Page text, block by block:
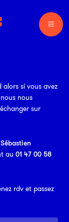
alors si vous avez
nous
sur
Sébastien
au 01 47 00 58
rdv et passez